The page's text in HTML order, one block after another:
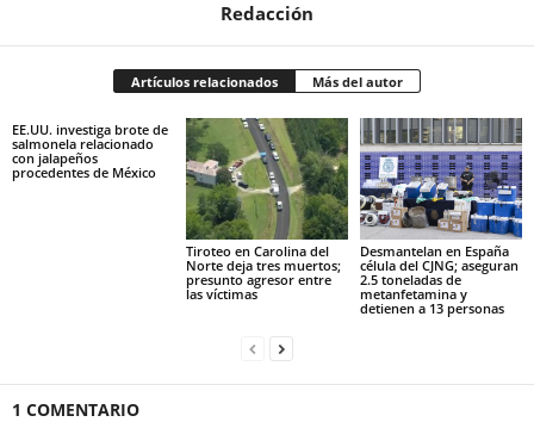
Redacción
Artículos relacionados Más del autor
EE.UU. investiga brote de
salmonela relacionado
con jalapeños
procedentes de México
Tiroteo en Carolina del
Norte deja tres muertos;
presunto agresor entre
las víctimas
Desmantelan en España
célula del CJNG; aseguran
2.5 toneladas de
metanfetamina y
detienen a 13 personas
1 COMENTARIO